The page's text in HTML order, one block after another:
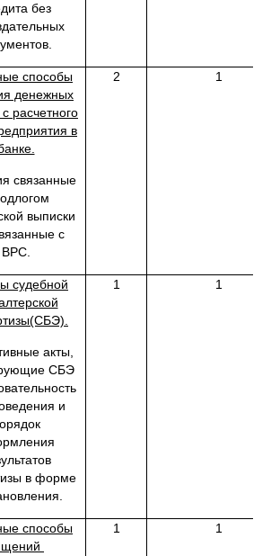
без
способы
денежных
расчетного
в
связанные
выписки
с
ВРС.
2 1
судебной
акты,
СБЭ
и
в форме
1 1
способы
1 1